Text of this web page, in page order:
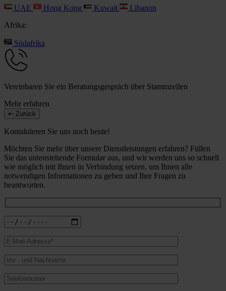
UAE Hong Kong Kuwait
Libanon
Afrika:
Südafrika
Vereinbaren Sie ein Beratungsgespräch über Stammzellen
Mehr erfahren
Zurück
Kontaktieren Sie uns noch heute!
Möchten Sie mehr über unsere Dienstleistungen erfahren? Füllen
Sie das untenstehende Formular aus, und wir werden uns so schnell
wie möglich mit Ihnen in Verbindung setzen, um Ihnen alle
notwendigen Informationen zu geben und Ihre Fragen zu
beantworten.